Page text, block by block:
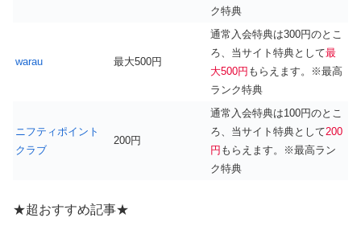
ク特典
warau 最大500円
通常入会特典は300円のとこ
ろ、当サイト特典として最
大500円 もらえます。※最高
ランク特典
ニフティポイント
クラブ
200円
通常入会特典は100円のとこ
ろ、当サイト特典として200
円 もらえます。※最高ラン
ク特典
★超おすすめ記事★